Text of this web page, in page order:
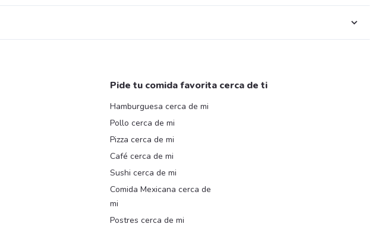
Pide tu comida favorita cerca de ti
Hamburguesa cerca de mi
Pollo cerca de mi
Pizza cerca de mi
Café cerca de mi
Sushi cerca de mi
Comida Mexicana cerca de
mi
Postres cerca de mi